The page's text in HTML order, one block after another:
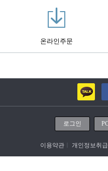
온라인주문
로그인
이용약관 개인정보취